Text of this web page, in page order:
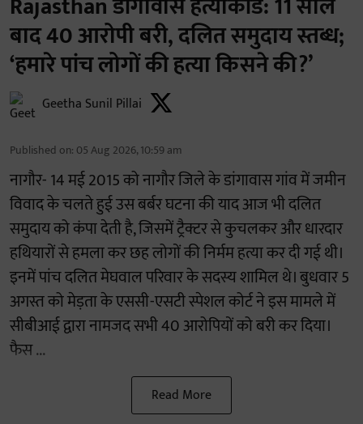
बाद 40 आरोपी बरी, दलित समुदाय स्तब्ध;
‘हमारे पांच लोगों की हत्या किसने की?’
Geetha Sunil Pillai
Published on: 05 Aug 2026, 10:59 am
नागौर- 14 मई 2015 को नागौर जिले के डांगावास गांव में जमीन
विवाद के चलते हुई उस बर्बर घटना की याद आज भी दलित
समुदाय को कंपा देती है, जिसमें ट्रैक्टर से कुचलकर और धारदार
हथियारों से हमला कर छह लोगों की निर्मम हत्या कर दी गई थी।
इनमें पांच दलित मेघवाल परिवार के सदस्य शामिल थे। बुधवार 5
अगस्त को मेड़ता के एससी-एसटी स्पेशल कोर्ट ने इस मामले में
सीबीआई द्वारा नामजद सभी 40 आरोपियों को बरी कर दिया।
फैस ...
Read More